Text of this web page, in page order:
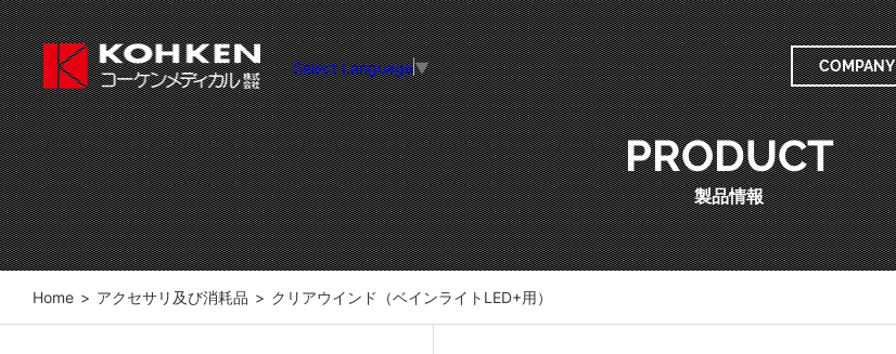
Select Language▼ COMPANY
COMPANY
PRODUCT
製品情報
Home > アクセサリ及び消耗品 > クリアウインド（ベインライトLED+用）